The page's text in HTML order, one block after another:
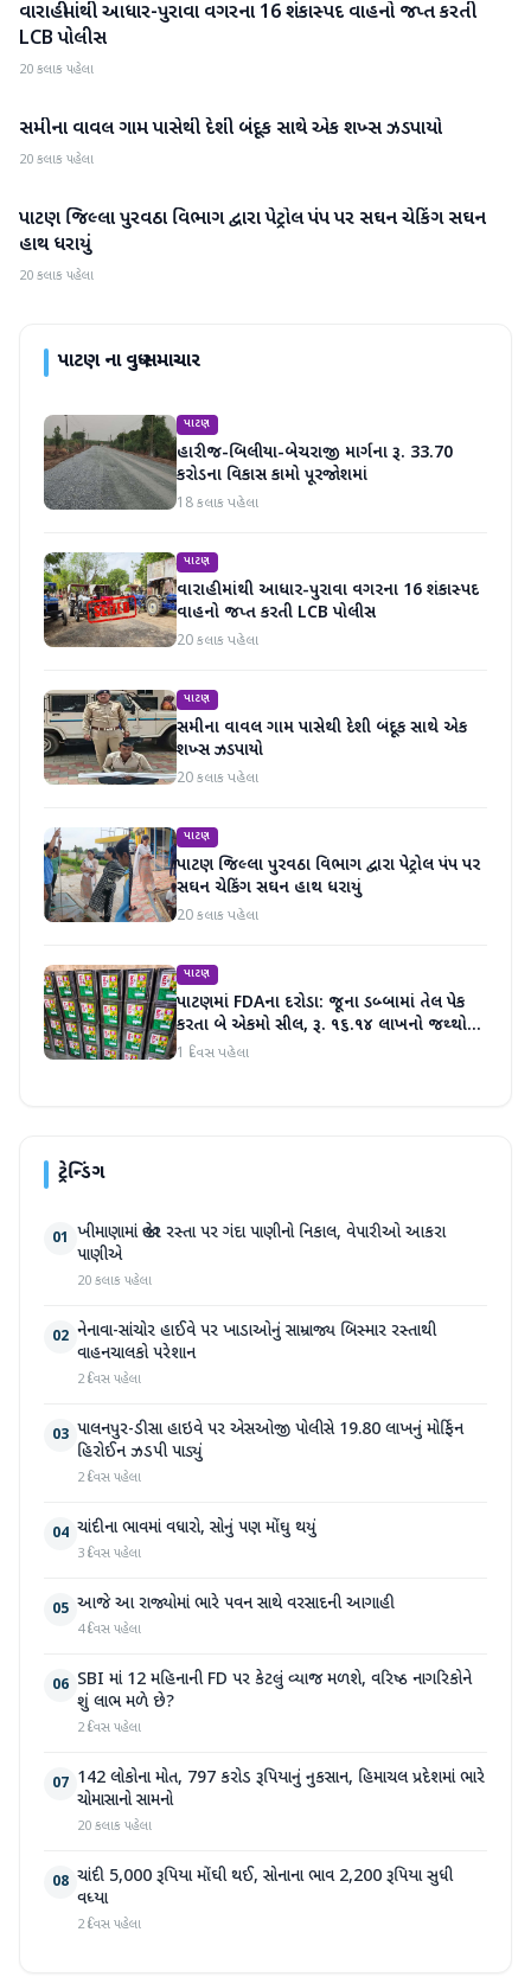
પાટણ
વારાહીમાંથી આધાર-પુરાવા વગરના 16 શંકાસ્પદ વાહનો જપ્ત કરતી
LCB પોલીસ
20 કલાક પહેલા
પાટણ
સમીના વાવલ ગામ પાસેથી દેશી બંદૂક સાથે એક શખ્સ ઝડપાયો
20 કલાક પહેલા
પાટણ
પાટણ જિલ્લા પુરવઠા વિભાગ દ્વારા પેટ્રોલ પંપ પર સઘન ચેકિંગ સઘન
હાથ ધરાયું
20 કલાક પહેલા
પાટણના વધુ સમાચાર
પાટણ
હારીજ-બિલીયા-બેચરાજી માર્ગના રૂ. 33.70
કરોડના વિકાસ કામો પૂરજોશમાં
18 કલાક પહેલા
પાટણ
વારાહીમાંથી આધાર-પુરાવા વગરના 16 શંકાસ્પદ
વાહનો જપ્ત કરતી LCB પોલીસ
20 કલાક પહેલા
પાટણ
સમીના વાવલ ગામ પાસેથી દેશી બંદૂક સાથે એક
શખ્સ ઝડપાયો
20 કલાક પહેલા
પાટણ
પાટણ જિલ્લા પુરવઠા વિભાગ દ્વારા પેટ્રોલ પંપ પર
સઘન ચેકિંગ સઘન હાથ ધરાયું
20 કલાક પહેલા
પાટણ
પાટણમાં FDAના દરોડા: જૂના ડબ્બામાં તેલ પેક
કરતા બે એકમો સીલ, રૂ. ૧૬.૧૪ લાખનો જથ્થો
જપ્ત
1 દિવસ પહેલા
ટ્રેન્ડિંગ
01 ખીમાણામાં જાહેર રસ્તા પર ગંદા પાણીનો નિકાલ, વેપારીઓ આકરા
પાણીએ
20 કલાક પહેલા
02 નેનાવા-સાંચોર હાઈવે પર ખાડાઓનું સામ્રાજ્ય બિસ્માર રસ્તાથી
વાહનચાલકો પરેશાન
2 દિવસ પહેલા
03 પાલનપુર-ડીસા હાઇવે પર એસઓજી પોલીસે 19.80 લાખનું મોર્ફિન
હિરોઈન ઝડપી પાડ્યું
2 દિવસ પહેલા
04 ચાંદીના ભાવમાં વધારો, સોનું પણ મોંઘુ થયું
3 દિવસ પહેલા
05 આજે આ રાજ્યોમાં ભારે પવન સાથે વરસાદની આગાહી
4 દિવસ પહેલા
06 SBI માં 12 મહિનાની FD પર કેટલું વ્યાજ મળશે, વરિષ્ઠ નાગરિકોને
શું લાભ મળે છે?
2 દિવસ પહેલા
07 142 લોકોના મોત, 797 કરોડ રૂપિયાનું નુકસાન, હિમાચલ પ્રદેશમાં ભારે
ચોમાસાનો સામનો
20 કલાક પહેલા
08 ચાંદી 5,000 રૂપિયા મોંઘી થઈ, સોનાના ભાવ 2,200 રૂપિયા સુધી
વધ્યા
2 દિવસ પહેલા